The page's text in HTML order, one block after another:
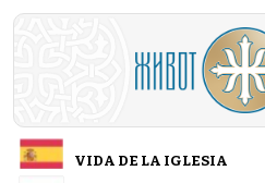
Skip to main content
VIDA DE LA IGLESIA